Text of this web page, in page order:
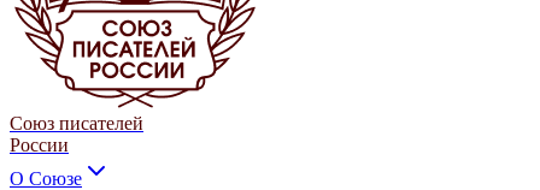
Союз писателей
России
О Союзе